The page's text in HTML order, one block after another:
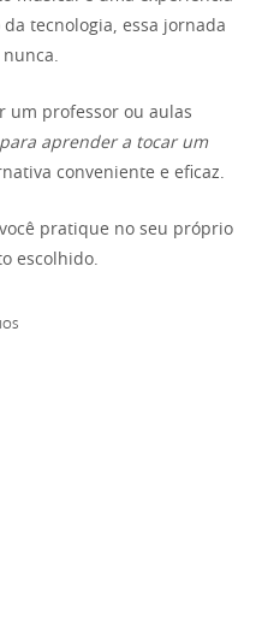
tecnologia, essa jornada
um professor ou aulas
aprender a tocar um
conveniente e eficaz.
pratique no seu próprio
escolhido.